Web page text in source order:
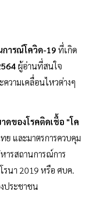
การณ์โควิด-19 ที่เกิด
ผู้อ่านที่สนใจ
วามเคลื่อนไหวต่างๆ
ดของโรคติดเชื้อ "โค
ย และมาตรการควบคุม
ารสถานการณ์การ
รนา 2019 หรือ ศบค.
ประชาชน